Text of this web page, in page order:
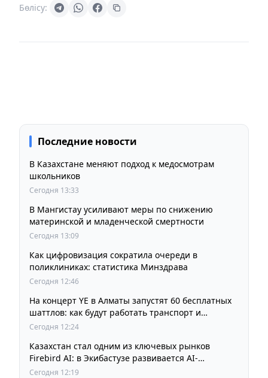
Бөлісу:
Последние новости
В Казахстане меняют подход к медосмотрам
школьников
Сегодня 13:33
В Мангистау усиливают меры по снижению
материнской и младенческой смертности
Сегодня 13:09
Как цифровизация сократила очереди в
поликлиниках: статистика Минздрава
Сегодня 12:46
На концерт YE в Алматы запустят 60 бесплатных
шаттлов: как будут работать транспорт и
перекрытия
Сегодня 12:24
Казахстан стал одним из ключевых рынков
Firebird AI: в Экибастузе развивается AI-
инфраструктура мощностью 125 МВт
Сегодня 12:19